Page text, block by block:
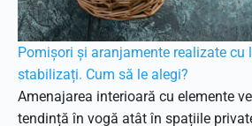
Pomișori și aranjamente realizate cu
stabilizați. Cum să le alegi?
Amenajarea interioară cu elemente
tendință în vogă atât în spațiile